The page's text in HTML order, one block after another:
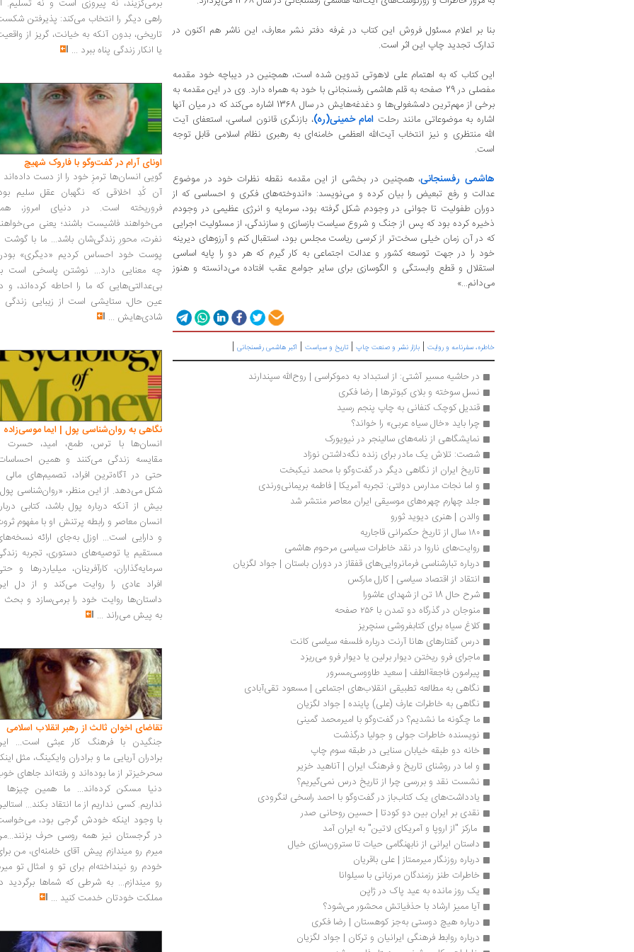
بنا بر اعلام مسئول فروش این کتاب در غرفه دفتر نشر معارف، این ناشر هم اکنون در
تدارک تجدید چاپ این اثر است.
این کتاب که به اهتمام علی لاهوتی تدوین شده است، همچنین در دیباچه خود مقدمه
مفصلی در 29 صفحه به قلم هاشمی رفسنجانی با خود به همراه دارد. وی در این مقدمه به
برخی از مهم‌ترین دلمشغولی‌ها و دغدغه‌هایش در سال 1368 اشاره می‌کند که در میان آنها
اشاره به موضوعاتی مانند رحلت امام خمینی(ره)، بازنگری قانون اساسی، استعفای آیت
الله منتظری و نیز انتخاب آیت‌الله العظمی خامنه‌ای به رهبری نظام اسلامی قابل توجه
است.
هاشمی رفسنجانی، همچنین در بخشی از این مقدمه نقطه نظرات خود در موضوع
عدالت و رفع تبعیض را بیان کرده و می‌نویسد: «اندوخته‌های فکری و احساسی که از
دوران طفولیت تا جوانی در وجودم شکل گرفته بود، سرمایه و انرژی عظیمی در وجودم
ذخیره کرده بود که پس از جنگ و شروع سیاست بازسازی و سازندگی، از مسئولیت اجرایی
که در آن زمان خیلی سخت‌تر از کرسی ریاست مجلس بود، استقبال کنم و آرزوهای دیرینه
خود را در جهت توسعه کشور و عدالت اجتماعی به کار گیرم که هر دو را پایه اساسی
استقلال و قطع وابستگی و الگوسازی برای سایر جوامع عقب افتاده می‌دانسته و هنوز
می‌دانم...»
خاطره، سفرنامه‌ و روایت | بازار نشر و صنعت چاپ | تاریخ و سیاست | اکبر هاشمی رفسنجانی |
در حاشیه مسیر آشتی: از استبداد به دموکراسی | روح‌الله سپندارند
نسل سوخته و بلای کبوترها | رضا فکری
قندیل کوچک کنفانی به چاپ پنجم رسید
چرا باید «خال سیاه عربی» را خواند؟
نمایشگاهی از نامه‌های سالینجر در نیویورک
شصت: تلاش یک مادر برای زنده نگه‌داشتن نوزاد
تاریخ ایران از نگاهی دیگر در گفت‌وگو با محمد نیکبخت
و اما نجات مدارس دولتی: تجربه آمریکا | فاطمه بریمانی‌ورندی
جلد چهارم چهره‌های موسیقی ایران معاصر منتشر شد
والدن | هنری دیوید ثورو
۱۸۰ سال از تاریخ حکمرانی قاجاریه
روایت‌های ناروا در نقد خاطرات سیاسی مرحوم هاشمی
درباره تبارشناسی فرمانروایی‌های قفقاز در دوران باستان | جواد لگزیان
انتقاد از اقتصاد سیاسی | کارل مارکس
شرح حال 18 تن از شهدای عاشورا
منوجان در گذرگاه دو تمدن با ۲۵۶ صفحه
کلاغ سیاه برای کتابفروشی سنچریز
درس گفتارهای هانا آرنت درباره فلسفه سیاسی کانت
ماجرای فرو ریختن دیوار برلین یا دیوار فرو می‌ریزد
پیرامون فاجعةالطف | سعید طاووسی‌مسرور
نگاهی به مطالعه تطبیقی انقلاب‌های اجتماعی | مسعود تقی‌آبادی
نگاهی به خاطرات عارف (علی) پاینده | جواد لگزیان
ما چگونه ما نشدیم؟ در گفت‌وگو با امیرمحمد گمینی
نویسنده خاطرات جولی و جولیا درگذشت
خانه دو طبقه خیابان سنایی در طبقه سوم چاپ
و اما در روشنای تاریخ و فرهنگ ایران | آناهید خزیر
نشست نقد و بررسی چرا از تاریخ درس نمی‌گیریم؟
یادداشت‌های یک کتاب‌باز در گفت‏‌وگو با احمد راسخی لنگرودی
نقدی بر ایران بین دو کودتا | حسین روحانی صدر
مارکز "از اروپا و آمریکای لاتین" به ایران آمد
داستان ایرانی از نابهنگامی حیات تا سترون‌سازی خیال
درباره روزنگار میرممتاز | علی باقریان
خاطرات طنز رزمندگان مرزبانی با سیلوانا
یک روز مانده به عید پاک در ژاپن
آیا ممیز ارشاد با حذفیاتش محشور می‌شود؟
درباره هیچ دوستی به‌جز کوهستان | رضا فکری
درباره روابط فرهنگی ایرانیان و ترکان | جواد لگزیان
برمی‌گزیند، نه پیروزی است و نه تسلیم.
راهی دیگر را انتخاب می‌کند: پذیرفتن
تاریخی، بدون آنکه به خیانت، گریز از
یا انکار زندگی پناه ببرد ...
اونای آرام در گفت‌وگو با فاروک شهیچ‭
گویی انسان‌ها ترمزِ خود را از دست داده‌اند
آن کُدِ اخلاقی که نگهبان عقل سلیم
فروریخته است. در دنیای امروز،
می‌خواهند فاشیست باشند؛ یعنی
نفرت، محورِ زندگی‌شان باشد... ما با گوشت
پوست خود احساس کردیم «دیگری»
چه معنایی دارد... نوشتن پاسخی است
بی‌عدالتی‌هایی که ما را احاطه کرده‌اند، و
عین حال، ستایشی است از زیبایی زندگی
شادی‌هایش ...
نگاهی به روان‌شناسی پول | ایما موسی‌زاده
انسان‌ها با ترس، طمع، امید، حسرت
مقایسه زندگی می‌کنند و همین
حتی در آگاه‌ترین افراد، تصمیم‌های مالی
شکل می‌دهد. از این منظر، «روان‌شناسی
بیش از آنکه درباره پول باشد، کتابی
انسان معاصر و رابطه پرتنش او با مفهوم
و دارایی است... اوزل به‌جای ارائه
مستقیم یا توصیه‌های دستوری، تجربه
سرمایه‌گذاران، کارآفرینان، میلیاردرها و
افراد عادی را روایت می‌کند و از دل
داستان‌ها روایت خود را برمی‌سازد و بحث
به پیش می‌راند ...
تقاضای اخوان ثالث از رهبر انقلاب اسلامی
جنگیدن با فرهنگ کار عبثی است...
برادران آریایی ما و برادران وایکینگ، مثل
سحرخیزتر از ما بوده‌اند و رفته‌اند جاهای
دنیا مسکن کرده‌اند... ما همین چیزها
نداریم. کسی نداریم از ما انتقاد بکند...
با وجود اینکه خودش گرجی بود،
در گرجستان نیز همه روسی حرف
میرم رو میندازم پیش آقای خامنه‌ای، من
خودم رو نینداخته‌ام برای تو و امثال تو
رو میندازم... به شرطی که شماها برگردید
مملکت خودتان خدمت کنید ...